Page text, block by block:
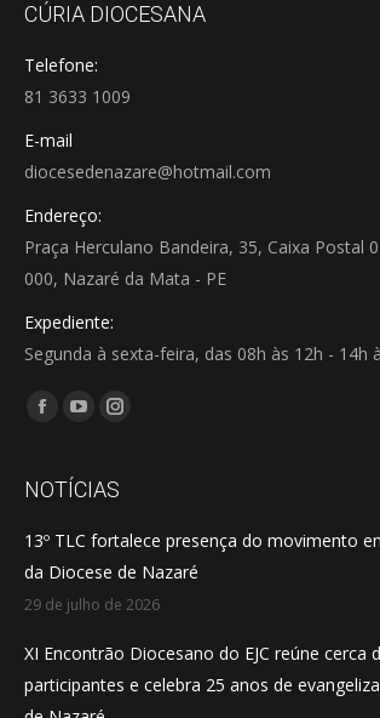
CÚRIA DIOCESANA
Telefone:
81 3633 1009
E-mail
diocesedenazare@hotmail.com
Endereço:
Praça Herculano Bandeira, 35, Caixa Postal
000, Nazaré da Mata - PE
Expediente:
Segunda à sexta-feira, das 08h às 12h - 14h
Encontre-nos em:
Facebook
opens
new
window
YouTube
opens
new
window
Instagram
opens
new
window
NOTÍCIAS
13º TLC fortalece presença do movimento
da Diocese de Nazaré
29 de julho de 2026
XI Encontrão Diocesano do EJC reúne cerca
participantes e celebra 25 anos de